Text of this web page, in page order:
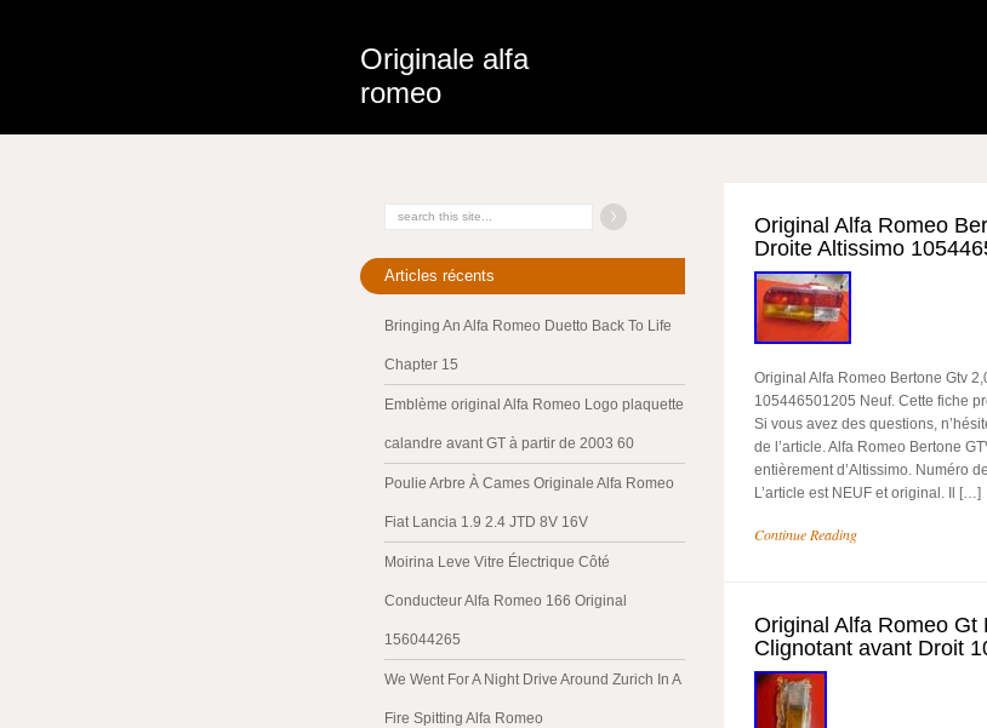
Originale alfa
romeo
Original Alfa Romeo
Droite Altissimo
Original Alfa Romeo Bertone Gtv
105446501205 Neuf. Cette fiche
Si vous avez des questions,
de l’article. Alfa Romeo Bertone
entièrement d’Altissimo. Numéro
L’article est NEUF et original. Il […]
Continue Reading
Original Alfa Romeo Gt
Clignotant avant Droit
Articles récents
Bringing An Alfa Romeo Duetto Back To Life
Chapter 15
Emblème original Alfa Romeo Logo plaquette
calandre avant GT à partir de 2003 60
Poulie Arbre À Cames Originale Alfa Romeo
Fiat Lancia 1.9 2.4 JTD 8V 16V
Moirina Leve Vitre Électrique Côté
Conducteur Alfa Romeo 166 Original
156044265
We Went For A Night Drive Around Zurich In A
Fire Spitting Alfa Romeo